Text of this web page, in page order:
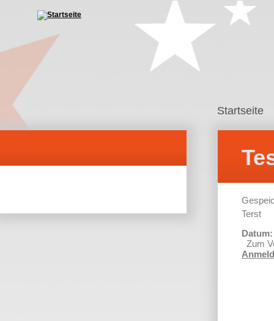
Startseite
Terst
Zum